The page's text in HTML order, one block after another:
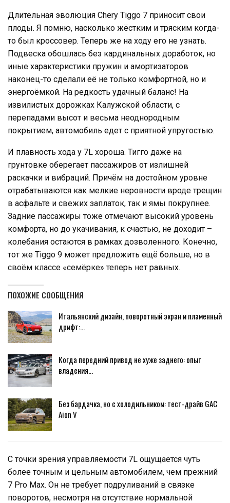
Длительная эволюция Chery Tiggo 7 приносит свои
плоды. Я помню, насколько жёстким и тряским когда-
то был кроссовер. Теперь же на ходу его не узнать.
Подвеска обошлась без кардинальных доработок, но
иные характеристики пружин и амортизаторов
наконец-то сделали её не только комфортной, но и
энергоёмкой. На редкость удачный баланс! На
извилистых дорожках Калужской области, с
перепадами высот и весьма неоднородным
покрытием, автомобиль едет с приятной упругостью.
И плавность хода у 7L хороша. Тигго даже на
грунтовке оберегает пассажиров от излишней
раскачки и вибраций. Причём на достойном уровне
отрабатываются как мелкие неровности вроде трещин
в асфальте и свежих заплаток, так и ямы покрупнее.
Задние пассажиры тоже отмечают высокий уровень
комфорта, но до укачивания, к счастью, не доходит –
колебания остаются в рамках дозволенного. Конечно,
тот же Tiggo 9 может предложить ещё больше, но в
своём классе «семёрке» теперь нет равных.
ПОХОЖИЕ СООБЩЕНИЯ
Итальянский дизайн, поворотный экран и пламенный
дрифт:…
Когда передний привод не хуже заднего: опыт
владения…
Без бардачка, но с холодильником: тест-драйв GAC
Aion V
С точки зрения управляемости 7L ощущается чуть
более точным и цельным автомобилем, чем прежний
7 Pro Max. Он не требует подруливаний в связке
поворотов, несмотря на отсутствие нормальной